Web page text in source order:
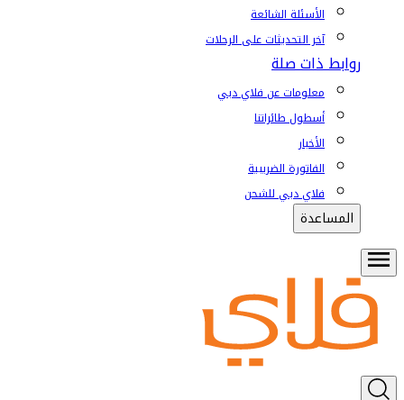
الأسئلة الشائعة
آخر التحديثات على الرحلات
روابط ذات صلة
معلومات عن فلاي دبي
أسطول طائراتنا
الأخبار
الفاتورة الضريبية
فلاي دبي للشحن
المساعدة